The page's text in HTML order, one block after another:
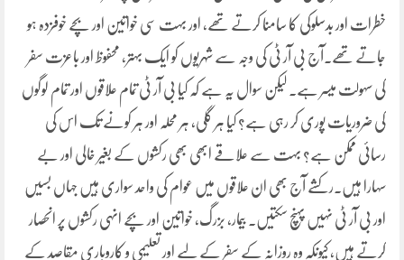
خطرات اور بدسلوکی کا سامنا کرتے تھے، اور بہت سی خواتین اور بچے خوفزدہ ہو
جاتے تھے۔آج بی آر ٹی کی وجہ سے شہریوں کو ایک بہتر، محفوظ اور باعزت سفر
کی سہولت میسر ہے۔ لیکن سوال یہ ہے کہ کیا بی آر ٹی تمام علاقوں اور تمام لوگوں
کی ضروریات پوری کر رہی ہے؟ کیا ہر گلی، ہر محلہ اور ہر کونے تک اس کی
رسائی ممکن ہے؟ بہت سے علاقے ابھی بھی رکشوں کے بغیر خالی اور بے
سہارا ہیں۔رکشے آج بھی ان علاقوں میں عوام کی واحد سواری ہیں جہاں بسیں
اور بی آر ٹی نہیں پہنچ سکتیں۔ بیمار، بزرگ، خواتین اور بچے انہی رکشوں پر انحصار
کرتے ہیں، کیونکہ وہ روزانہ کے سفر کے لیے اور تعلیمی و کاروباری مقاصد کے